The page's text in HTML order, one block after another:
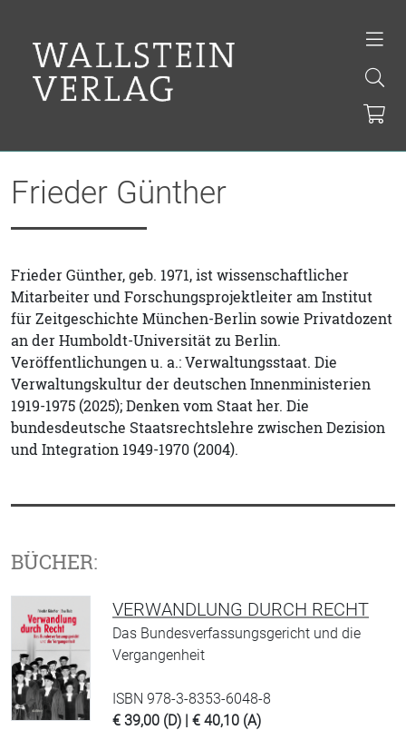
Frieder Günther
Frieder Günther, geb. 1971, ist wissenschaftlicher
Mitarbeiter und Forschungsprojektleiter am Institut
für Zeitgeschichte München-Berlin sowie Privatdozent
an der Humboldt-Universität zu Berlin.
Veröffentlichungen u. a.: Verwaltungsstaat. Die
Verwaltungskultur der deutschen Innenministerien
1919-1975 (2025); Denken vom Staat her. Die
bundesdeutsche Staatsrechtslehre zwischen Dezision
und Integration 1949-1970 (2004).
BÜCHER:
VERWANDLUNG DURCH RECHT
Das Bundesverfassungsgericht und die
Vergangenheit
ISBN 978-3-8353-6048-8
€ 39,00 (D) | € 40,10 (A)